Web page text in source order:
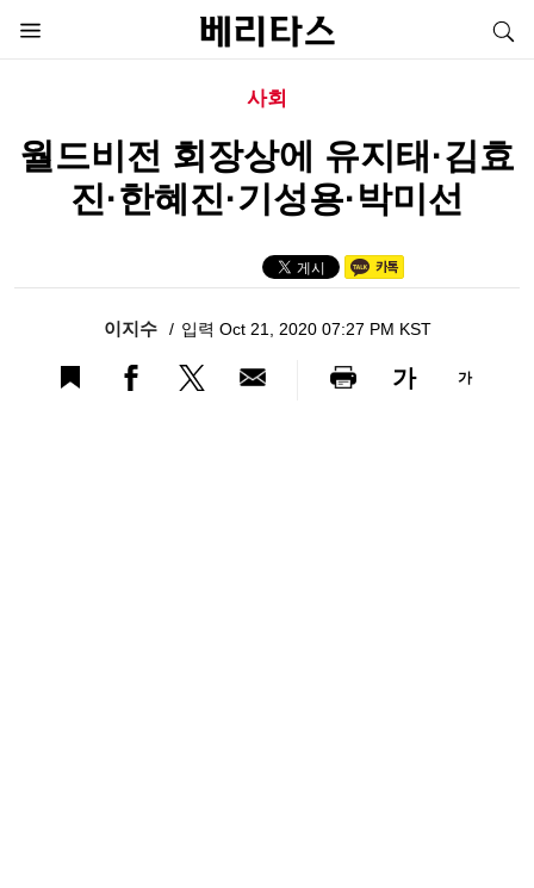
사회
월드비전 회장상에 유지태·김효
진·한혜진·기성용·박미선
이지수 입력 Oct 21, 2020 07:27 PM KST
가 가